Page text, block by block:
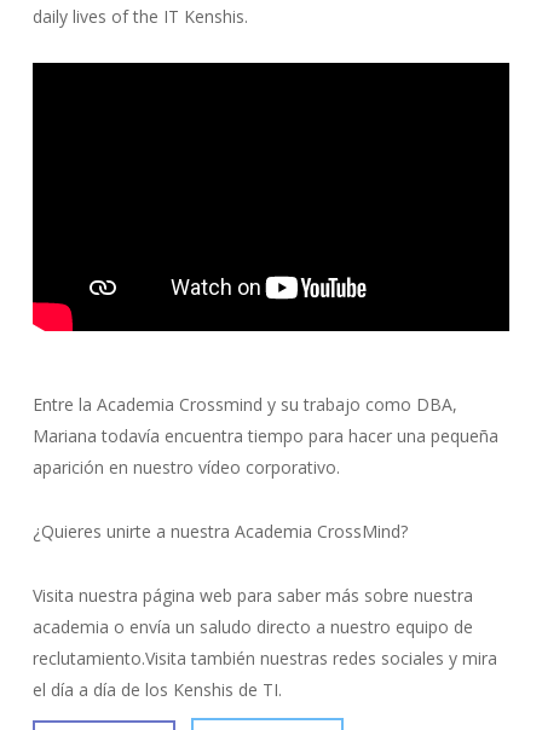
daily lives of the IT Kenshis.
Entre la Academia Crossmind y su trabajo como DBA,
Mariana todavía encuentra tiempo para hacer una pequeña
aparición en nuestro vídeo corporativo.
¿Quieres unirte a nuestra Academia CrossMind?
Visita nuestra página web para saber más sobre nuestra
academia o envía un saludo directo a nuestro equipo de
reclutamiento.Visita también nuestras redes sociales y mira
el día a día de los Kenshis de TI.